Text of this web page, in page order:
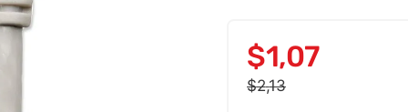
$1,07
$2,13